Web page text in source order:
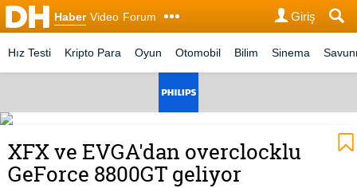
Haber Video Forum Giriş
Hız Testi Kripto Para Oyun Otomobil Bilim Sinema
XFX ve EVGA'dan overclocklu
GeForce 8800GT geliyor